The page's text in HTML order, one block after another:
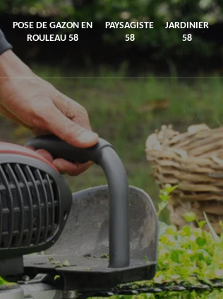
POSE DE GAZON EN
ROULEAU 58
PAYSAGISTE
58
JARDINIER
58